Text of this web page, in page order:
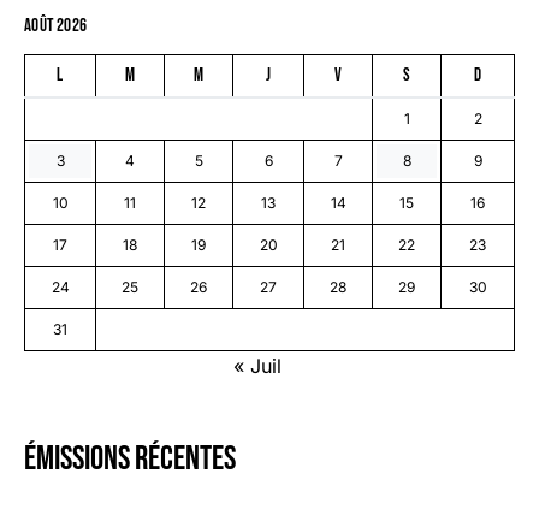
août 2026
L M M J V S D
1 2
3 4 5 6 7 8 9
10 11 12 13 14 15 16
17 18 19 20 21 22 23
24 25 26 27 28 29 30
31
« Juil
émissions récentes